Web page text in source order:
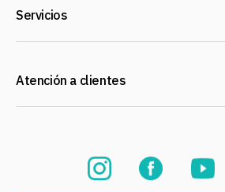
Servicios
Atención a clientes